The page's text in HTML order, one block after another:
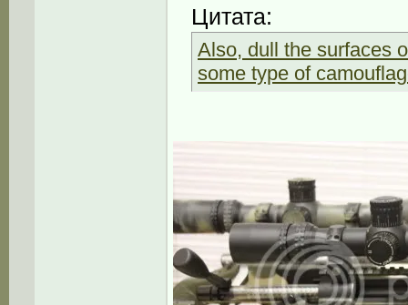
Цитата:
Also, dull the surfaces
some type of